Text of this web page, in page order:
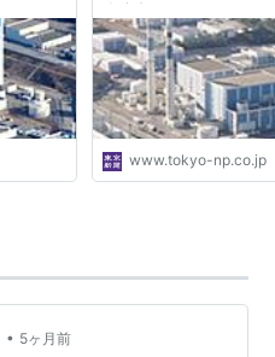
www.tokyo-np.co.jp
• 5ヶ月前